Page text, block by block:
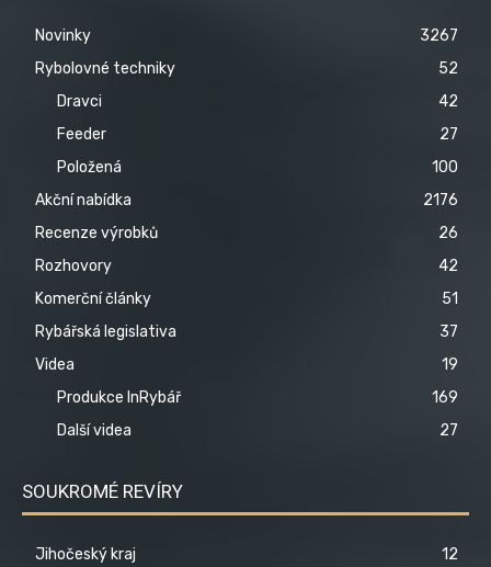
Novinky
3267
Rybolovné techniky
52
Dravci
42
Feeder
27
Položená
100
Akční nabídka
2176
Recenze výrobků
26
Rozhovory
42
Komerční články
51
Rybářská legislativa
37
Videa
19
Produkce InRybář
169
Další videa
27
SOUKROMÉ REVÍRY
Jihočeský kraj
12